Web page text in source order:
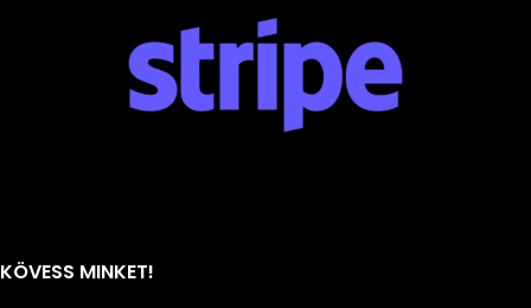
KÖVESS MINKET!